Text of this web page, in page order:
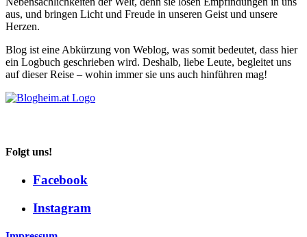
aus, und bringen Licht und Freude in unseren Geist und unsere
Herzen.
Blog ist eine Abkürzung von Weblog, was somit bedeutet, dass hier
ein Logbuch geschrieben wird. Deshalb, liebe Leute, begleitet uns
auf dieser Reise – wohin immer sie uns auch hinführen mag!
Folgt uns!
Facebook
Instagram